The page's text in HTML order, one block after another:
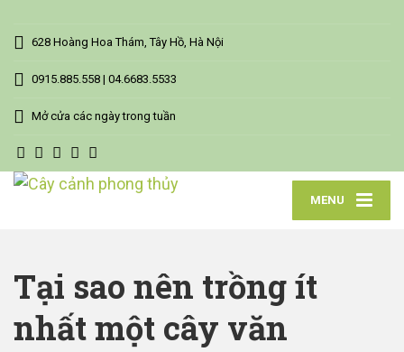
628 Hoàng Hoa Thám, Tây Hồ, Hà Nội
0915.885.558 | 04.6683.5533
Mở cửa các ngày trong tuần
MENU
Tại sao nên trồng ít
nhất một cây văn